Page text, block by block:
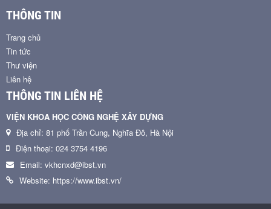
THÔNG TIN
Trang chủ
Tin tức
Thư viện
Liên hệ
THÔNG TIN LIÊN HỆ
VIỆN KHOA HỌC CÔNG NGHỆ XÂY DỰNG
Địa chỉ: 81 phố Trần Cung, Nghĩa Đô, Hà Nội
Điện thoại: 024 3754 4196
Email: vkhcnxd@ibst.vn
Website: https://www.ibst.vn/